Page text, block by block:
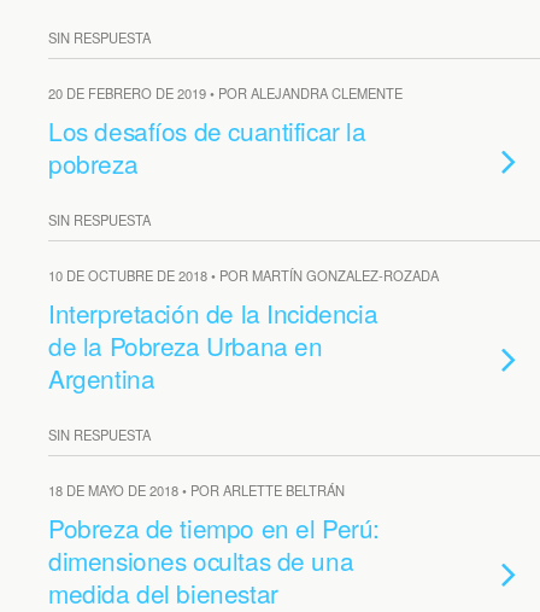
SIN RESPUESTA
20 DE FEBRERO DE 2019 • POR ALEJANDRA CLEMENTE
Los desafíos de cuantificar la
pobreza
SIN RESPUESTA
10 DE OCTUBRE DE 2018 • POR MARTÍN GONZALEZ-ROZADA
Interpretación de la Incidencia
de la Pobreza Urbana en
Argentina
SIN RESPUESTA
18 DE MAYO DE 2018 • POR ARLETTE BELTRÁN
Pobreza de tiempo en el Perú:
dimensiones ocultas de una
medida del bienestar